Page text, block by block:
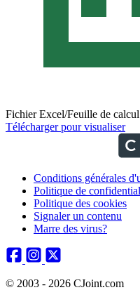
Fichier Excel/Feuille de
Télécharger pour visualiser
Conditions générales
Politique de
Politique des cookies
Signaler un contenu
Marre des virus?
© 2003 - 2026 CJoint.com